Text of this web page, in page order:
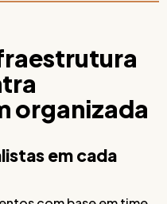
organizada
em cada